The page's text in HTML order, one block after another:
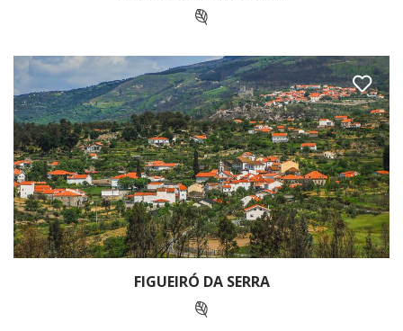
FIGUEIRÓ DA SERRA